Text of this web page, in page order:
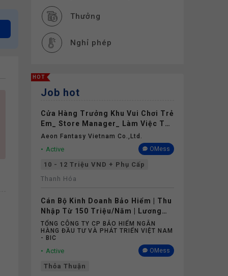
Thưởng
Nghỉ phép
HOT
Job hot
Cửa Hàng Trưởng Khu Vui Chơi Trẻ
Em_ Store Manager_ Làm Việc Tại
Aeon Mall Thanh Hóa
Aeon Fantasy Vietnam Co.,ltd.
Active OMess
10 - 12 Triệu VND + Phụ Cấp
Thanh Hóa
Cán Bộ Kinh Doanh Bảo Hiểm | Thu
Nhập Từ 150 Triệu/Năm | Lương
Cứng Không Phụ Thuộc Doanh Số
TỔNG CÔNG TY CP BẢO HIỂM NGÂN
HÀNG ĐẦU TƯ VÀ PHÁT TRIỂN VIỆT NAM
- BIC
Active OMess
Thỏa Thuận